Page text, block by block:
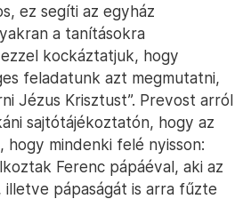
ez segíti az egyház
a tanításokra
kockáztatjuk, hogy
feladatunk azt megmutatni,
Jézus Krisztust”. Prevost arról
sajtótájékoztatón, hogy az
hogy mindenki felé nyisson:
Ferenc pápáéval, aki az
illetve pápaságát is arra fűzte